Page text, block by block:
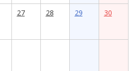
27 28 29 30